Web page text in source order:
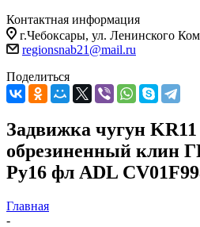
Контактная информация
г.Чебоксары, ул. Ленинского
regionsnab21@mail.ru
Поделиться
Задвижка чугун
обрезиненный клин
Ру16 фл ADL
Главная
-